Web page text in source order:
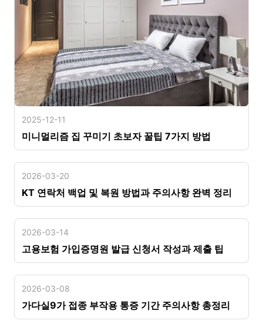
2025-12-11
미니멀리즘 집 꾸미기 초보자 꿀팁 7가지 방법
2026-03-20
KT 연락처 백업 및 복원 방법과 주의사항 완벽 정리
2026-03-14
고용보험 가입증명원 발급 신청서 작성과 제출 팁
2026-03-08
가다실9가 접종 부작용 통증 기간 주의사항 총정리